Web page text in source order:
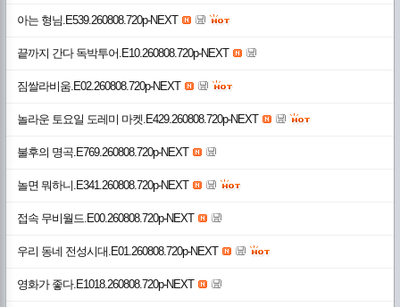
아는 형님.E539.260808.720p-NEXT
끝까지 간다 독박투어.E10.260808.720p-NEXT
짐쌀라비움.E02.260808.720p-NEXT
놀라운 토요일 도레미 마켓.E429.260808.720p-NEXT
불후의 명곡.E769.260808.720p-NEXT
놀면 뭐하니.E341.260808.720p-NEXT
접속 무비월드.E00.260808.720p-NEXT
우리 동네 전성시대.E01.260808.720p-NEXT
영화가 좋다.E1018.260808.720p-NEXT